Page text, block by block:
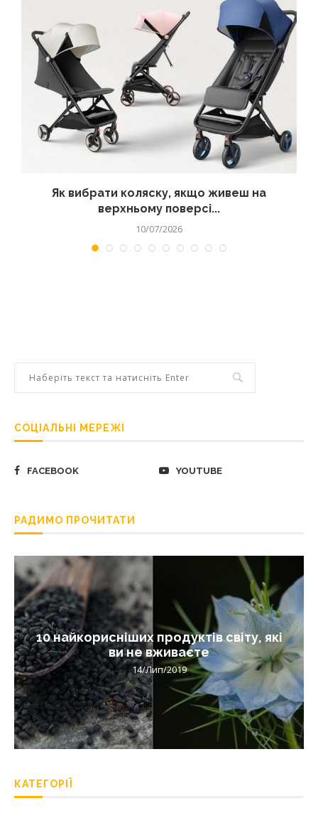
Як вибрати коляску, якщо живеш на
верхньому поверсі...
10/07/2026
СОЦІАЛЬНІ МЕРЕЖІ
FACEBOOK YOUTUBE
РАДИМО ПРОЧИТАТИ
10 найкорисніших продуктів світу, які
ви не вживаєте
14/Лип/2019
КАТЕГОРІЇ